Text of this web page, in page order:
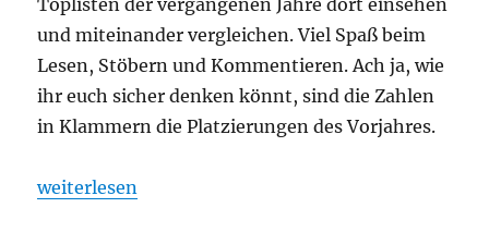
und miteinander vergleichen. Viel Spaß beim
Lesen, Stöbern und Kommentieren. Ach ja, wie
ihr euch sicher denken könnt, sind die Zahlen
in Klammern die Platzierungen des Vorjahres.
„Spieltrolls Top 100 – Edition 2023“
weiterlesen